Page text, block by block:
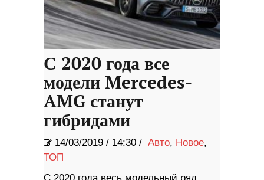
С 2020 года все
модели Mercedes-
AMG станут
гибридами
14/03/2019 / 14:30 / Авто, Новое,
ТОП
С 2020 года весь модельный ряд